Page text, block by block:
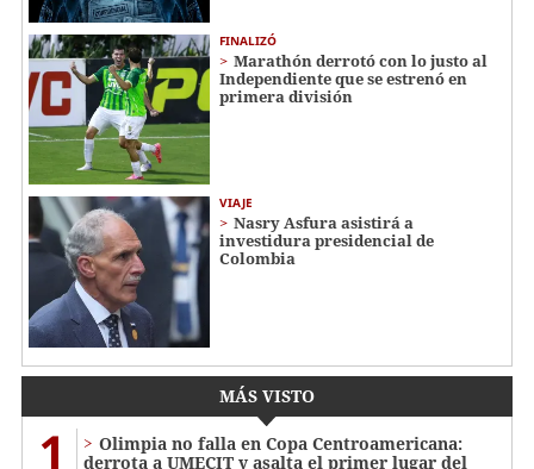
FINALIZÓ
Marathón derrotó con lo justo al
Independiente que se estrenó en
primera división
VIAJE
Nasry Asfura asistirá a
investidura presidencial de
Colombia
MÁS VISTO
1
Olimpia no falla en Copa Centroamericana:
derrota a UMECIT y asalta el primer lugar del